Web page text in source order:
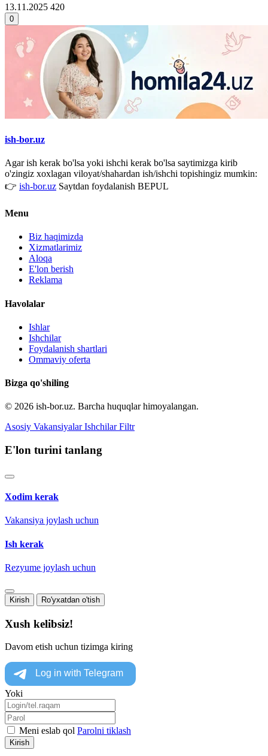
13.11.2025 420
0
ish-bor.uz
Agar ish kerak bo'lsa yoki ishchi kerak bo'lsa saytimizga kirib
o'zingiz xoxlagan viloyat/shahardan ish/ishchi topishingiz mumkin:
👉 ish-bor.uz Saytdan foydalanish BEPUL
Menu
Biz haqimizda
Xizmatlarimiz
Aloqa
E'lon berish
Reklama
Havolalar
Ishlar
Ishchilar
Foydalanish shartlari
Ommaviy oferta
Bizga qo'shiling
© 2026 ish-bor.uz. Barcha huquqlar himoyalangan.
Asosiy Vakansiyalar Ishchilar Filtr
E'lon turini tanlang
Xodim kerak
Vakansiya joylash uchun
Ish kerak
Rezyume joylash uchun
Kirish Ro'yxatdan o'tish
Xush kelibsiz!
Davom etish uchun tizimga kiring
Yoki
Meni eslab qol Parolni tiklash
Kirish